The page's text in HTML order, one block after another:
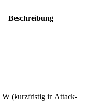
Beschreibung
W (kurzfristig in Attack-